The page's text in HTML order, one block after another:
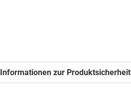
Informationen zur Produktsicherheit